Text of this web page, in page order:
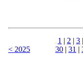
< 2025
1 | 2 | 3 |
30 | 31 |